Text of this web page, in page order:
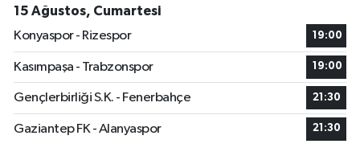
15 Ağustos, Cumartesi
Konyaspor - Rizespor
19:00
Kasımpaşa - Trabzonspor 19:00
Gençlerbirliği S.K. - Fenerbahçe 21:30
Gaziantep FK - Alanyaspor 21:30